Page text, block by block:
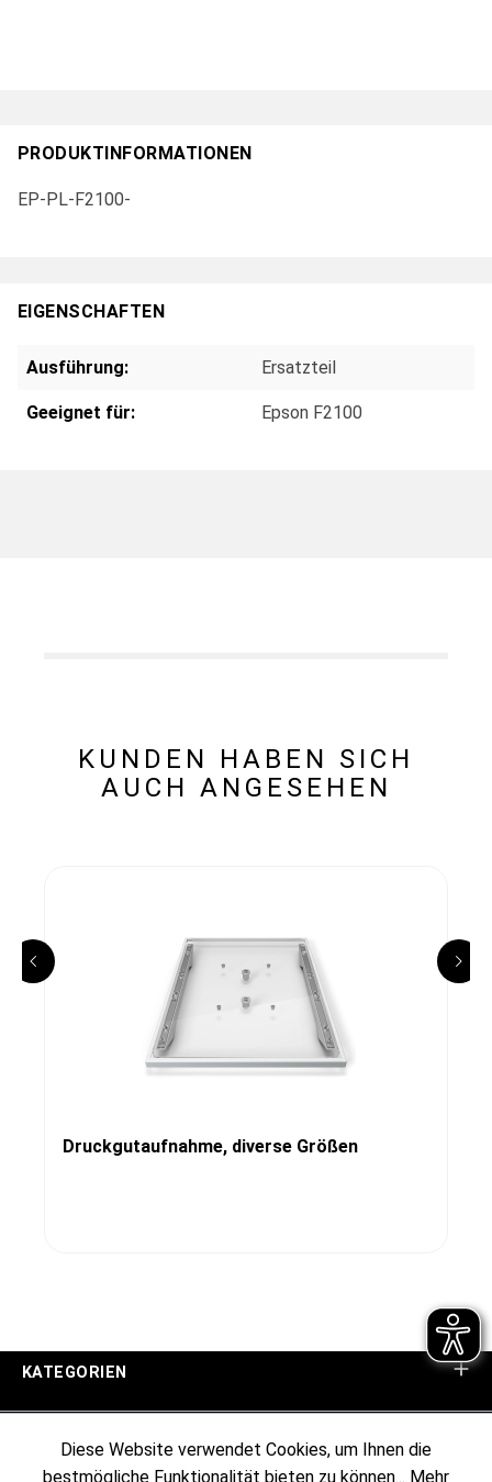
PRODUKTINFORMATIONEN
EP-PL-F2100-
EIGENSCHAFTEN
Ausführung: Ersatzteil
Geeignet für: Epson F2100
KUNDEN HABEN SICH
AUCH ANGESEHEN
Druckgutaufnahme, diverse Größen
KATEGORIEN
Diese Website verwendet Cookies, um Ihnen die
bestmögliche Funktionalität bieten zu können... Mehr